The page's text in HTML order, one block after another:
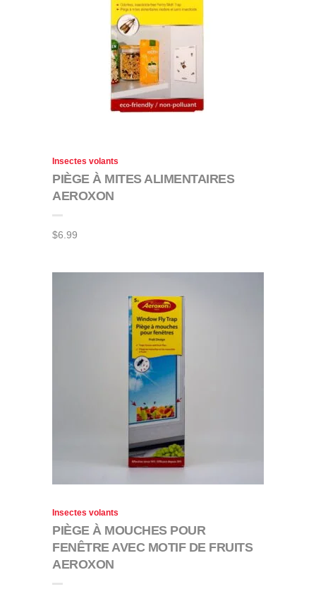
Insectes volants
PIÈGE À MITES ALIMENTAIRES
AEROXON
$6.99
Insectes volants
PIÈGE À MOUCHES POUR
FENÊTRE AVEC MOTIF DE FRUITS
AEROXON